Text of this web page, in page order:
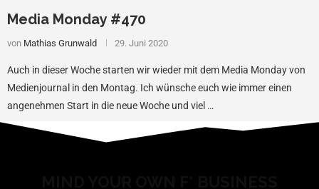
Media Monday #470
von Mathias Grunwald 29. Juni 2020
Auch in dieser Woche starten wir wieder mit dem Media Monday von
Medienjournal in den Montag. Ich wünsche euch wie immer einen
angenehmen Start in die neue Woche und viel …